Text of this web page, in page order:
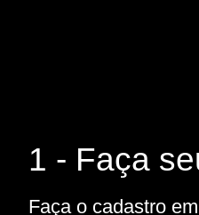
1 - Faça
Faça o cadastro